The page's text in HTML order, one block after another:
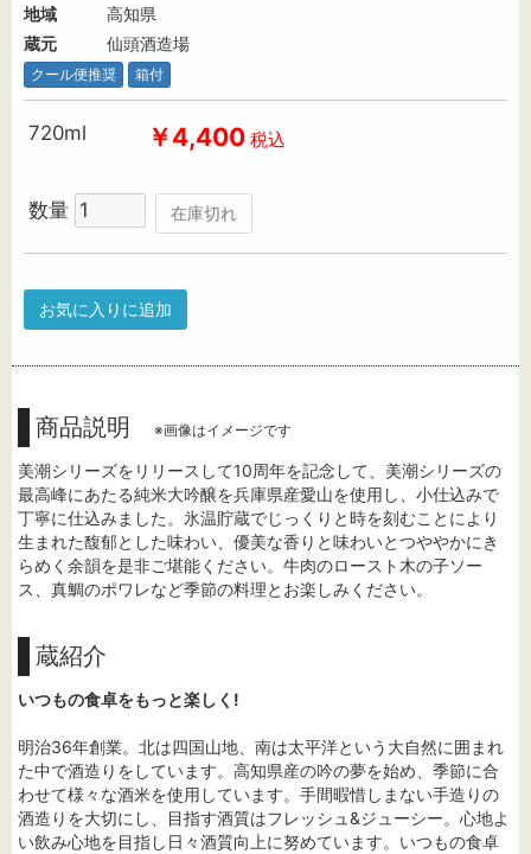
地域
高知県
蔵元
仙頭酒造場
クール便推奨 箱付
720ml ￥4,400 税込
数量 在庫切れ
お気に入りに追加
商品説明 ※画像はイメージです
美潮シリーズをリリースして10周年を記念して、美潮シリーズの
最高峰にあたる純米大吟醸を兵庫県産愛山を使用し、小仕込みで
丁寧に仕込みました。氷温貯蔵でじっくりと時を刻むことにより
生まれた馥郁とした味わい、優美な香りと味わいとつややかにき
らめく余韻を是非ご堪能ください。牛肉のロースト木の子ソー
ス、真鯛のポワレなど季節の料理とお楽しみください。
蔵紹介
いつもの食卓をもっと楽しく!
明治36年創業。北は四国山地、南は太平洋という大自然に囲まれ
た中で酒造りをしています。高知県産の吟の夢を始め、季節に合
わせて様々な酒米を使用しています。手間暇惜しまない手造りの
酒造りを大切にし、目指す酒質はフレッシュ&ジューシー。心地よ
い飲み心地を目指し日々酒質向上に努めています。いつもの食卓